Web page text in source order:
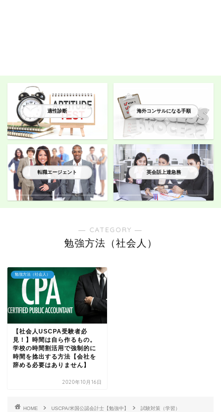
適性診断 海外コンサルになる手順
転職エージェント 英会話上達急務
― CATEGORY ―
勉強方法（社会人）
勉強方法（社会人）
【社会人USCPA受験者必
見！】時間は自ら作るもの。
学校の時間割活用で強制的に
時間を捻出する方法【会社を
辞める必要はありません】
2020年10月16日
HOME USCPA/米国公認会計士【勉強中】
試験対策（学習）